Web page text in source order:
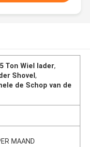
Ton Wiel lader,
Shovel,
de Schop van de
MAAND